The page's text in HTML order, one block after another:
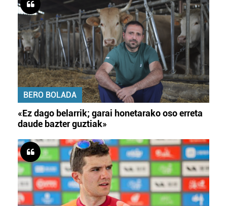
BERO BOLADA
«Ez dago belarrik; garai honetarako oso erreta
daude bazter guztiak»